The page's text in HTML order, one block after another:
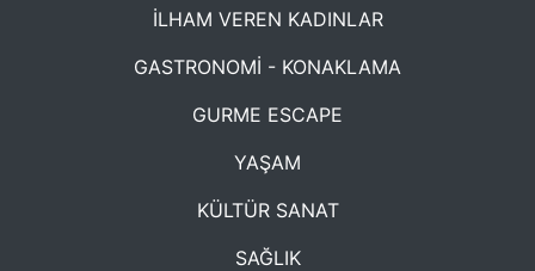
İLHAM VEREN KADINLAR
GASTRONOMİ - KONAKLAMA
GURME ESCAPE
YAŞAM
KÜLTÜR SANAT
SAĞLIK